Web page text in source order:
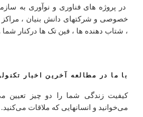
در پروژه های فناوری و نوآوری به
خصوصی و شرکتهای دانش بنیان ،
، شتاب دهنده ها ، فین تک ها درکنار
با ما در مطالعه آخرین اخبار
کیفیت زندگی شما را دو چیز تعیین
می‌خوانید و انسانهایی که ملاقات